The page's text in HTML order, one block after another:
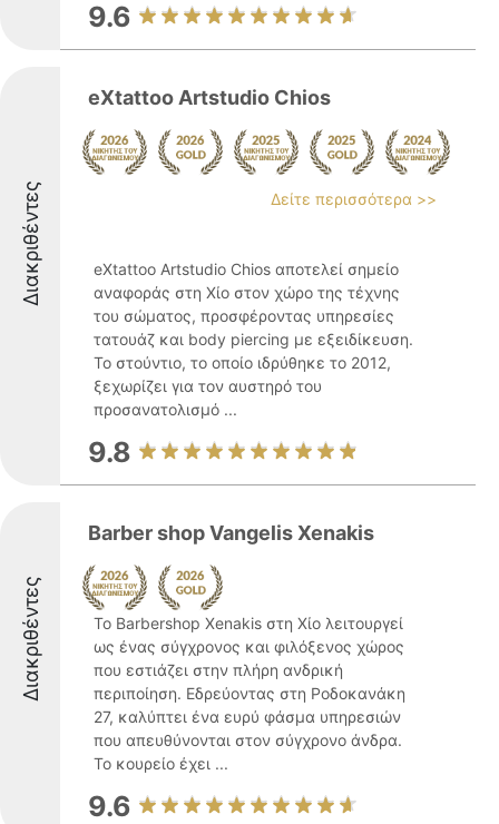
9.6
Διακριθέντες
eXtattoo Artstudio Chios
Δείτε περισσότερα >>
eXtattoo Artstudio Chios αποτελεί σημείο
αναφοράς στη Χίο στον χώρο της τέχνης
του σώματος, προσφέροντας υπηρεσίες
τατουάζ και body piercing με εξειδίκευση.
Το στούντιο, το οποίο ιδρύθηκε το 2012,
ξεχωρίζει για τον αυστηρό του
προσανατολισμό ...
9.8
Διακριθέντες
Barber shop Vangelis Xenakis
Το Barbershop Xenakis στη Χίο λειτουργεί
ως ένας σύγχρονος και φιλόξενος χώρος
που εστιάζει στην πλήρη ανδρική
περιποίηση. Εδρεύοντας στη Ροδοκανάκη
27, καλύπτει ένα ευρύ φάσμα υπηρεσιών
που απευθύνονται στον σύγχρονο άνδρα.
Το κουρείο έχει ...
9.6